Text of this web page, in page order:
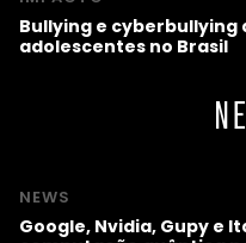
Bullying e
adolescentes no Brasil
NEWS
Google, Nvidia, Gupy e